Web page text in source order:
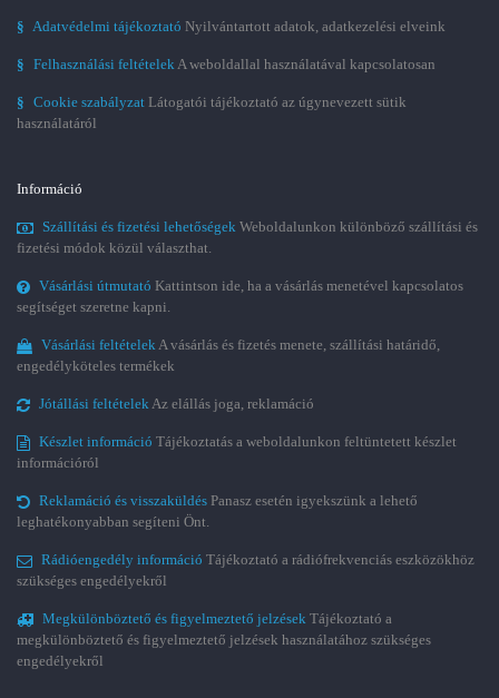
§ Adatvédelmi tájékoztató Nyilvántartott adatok, adatkezelési elveink
§ Felhasználási feltételekA weboldallal használatával kapcsolatosan
§ Cookie szabályzat Látogatói tájékoztató az úgynevezett sütik
használatáról
Információ
Szállítási és fizetési lehetőségek Weboldalunkon különböző szállítási és
fizetési módok közül választhat.
Vásárlási útmutató Kattintson ide, ha a vásárlás menetével kapcsolatos
segítséget szeretne kapni.
Vásárlási feltételekA vásárlás és fizetés menete, szállítási határidő,
engedélyköteles termékek
Jótállási feltételekAz elállás joga, reklamáció
Készlet információ Tájékoztatás a weboldalunkon feltüntetett készlet
információról
Reklamáció és visszaküldés Panasz esetén igyekszünk a lehető
leghatékonyabban segíteni Önt.
Rádióengedély információ Tájékoztató a rádiófrekvenciás eszközökhöz
szükséges engedélyekről
Megkülönböztető és figyelmeztető jelzések Tájékoztató a
megkülönböztető és figyelmeztető jelzések használatához szükséges
engedélyekről